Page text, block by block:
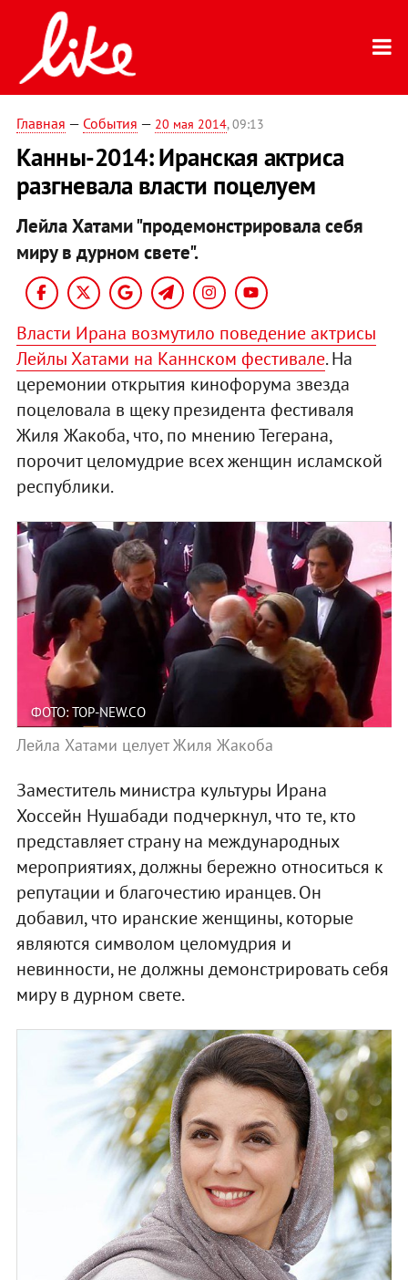
Главная — События — 20 мая 2014, 09:13
Канны-2014: Иранская актриса
разгневала власти поцелуем
Лейла Хатами "продемонстрировала себя
миру в дурном свете".
Власти Ирана возмутило поведение актрисы
Лейлы Хатами на Каннском фестивале. На
церемонии открытия кинофорума звезда
поцеловала в щеку президента фестиваля
Жиля Жакоба, что, по мнению Тегерана,
порочит целомудрие всех женщин исламской
республики.
ФОТО: TOP-NEW.CO
Лейла Хатами целует Жиля Жакоба
Заместитель министра культуры Ирана
Хоссейн Нушабади подчеркнул, что те, кто
представляет страну на международных
мероприятиях, должны бережно относиться к
репутации и благочестию иранцев. Он
добавил, что иранские женщины, которые
являются символом целомудрия и
невинности, не должны демонстрировать себя
миру в дурном свете.